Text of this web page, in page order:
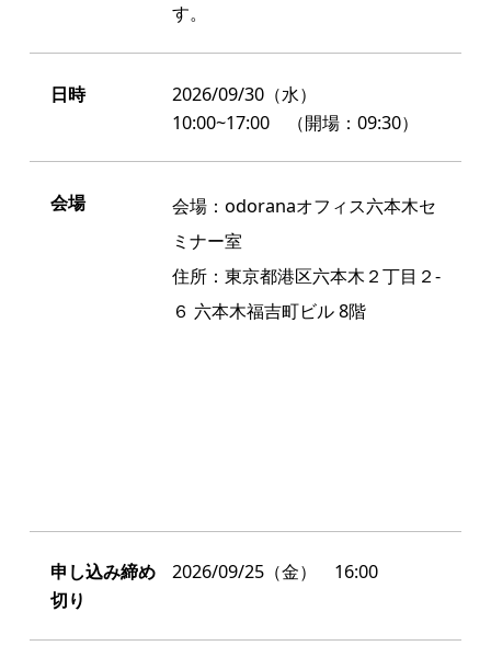
す。
日時
2026/09/30（水）
10:00~17:00 （開場：09:30）
会場
会場：odoranaオフィス六本木セ
ミナー室
住所：東京都港区六本木２丁目２-
６ 六本木福吉町ビル 8階
申し込み締め
切り
2026/09/25（金） 16:00